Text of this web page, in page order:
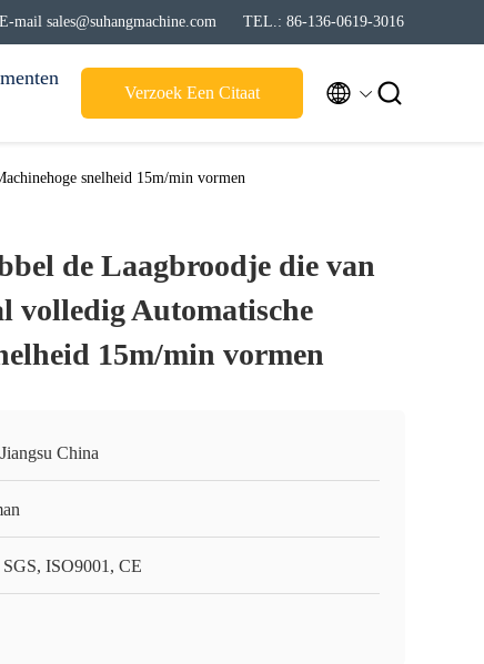
E-mail sales@suhangmachine.com TEL.: 86-136-0619-3016
Verzoek Een Citaat  
snelheid 15m/min vormen
de Laagbroodje die van
volledig Automatische
15m/min vormen
China
ISO9001, CE